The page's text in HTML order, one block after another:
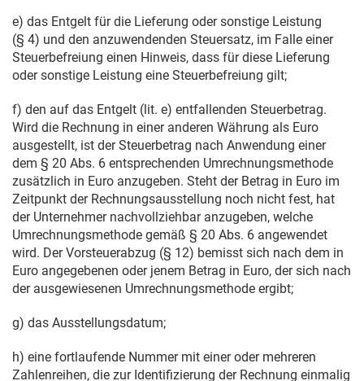
e) das Entgelt für die Lieferung oder sonstige Leistung
(§ 4) und den anzuwendenden Steuersatz, im Falle einer
Steuerbefreiung einen Hinweis, dass für diese Lieferung
oder sonstige Leistung eine Steuerbefreiung gilt;
f) den auf das Entgelt (lit. e) entfallenden Steuerbetrag.
Wird die Rechnung in einer anderen Währung als Euro
ausgestellt, ist der Steuerbetrag nach Anwendung einer
dem § 20 Abs. 6 entsprechenden Umrechnungsmethode
zusätzlich in Euro anzugeben. Steht der Betrag in Euro im
Zeitpunkt der Rechnungsausstellung noch nicht fest, hat
der Unternehmer nachvollziehbar anzugeben, welche
Umrechnungsmethode gemäß § 20 Abs. 6 angewendet
wird. Der Vorsteuerabzug (§ 12) bemisst sich nach dem in
Euro angegebenen oder jenem Betrag in Euro, der sich nach
der ausgewiesenen Umrechnungsmethode ergibt;
g) das Ausstellungsdatum;
h) eine fortlaufende Nummer mit einer oder mehreren
Zahlenreihen, die zur Identifizierung der Rechnung einmalig